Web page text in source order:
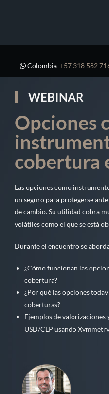
Colombia +57 318 582
WEBINAR
Opciones
cobertura
Las opciones como
un seguro para protegerse
de cambio. Su utilidad cobra
volátiles como el que se está
Durante el encuentro se
¿Cómo funcionan las
cobertura?
¿Por qué las opciones
coberturas?
Ejemplos de valorizaciones
USD/CLP usando Xymmetry